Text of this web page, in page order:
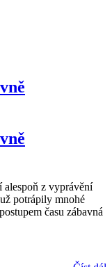
z vyprávění
potrápily mnohé
času zábavná